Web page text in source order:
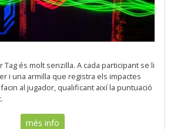
Tag és molt senzilla. A cada participant se li
i una armilla que registra els impactes
al jugador, qualificant així la puntuació
més info